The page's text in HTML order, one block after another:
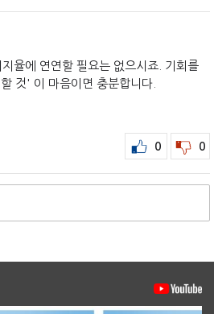
율에 연연할 필요는 없으시죠. 기회를
것' 이 마음이면 충분합니다.
0 0